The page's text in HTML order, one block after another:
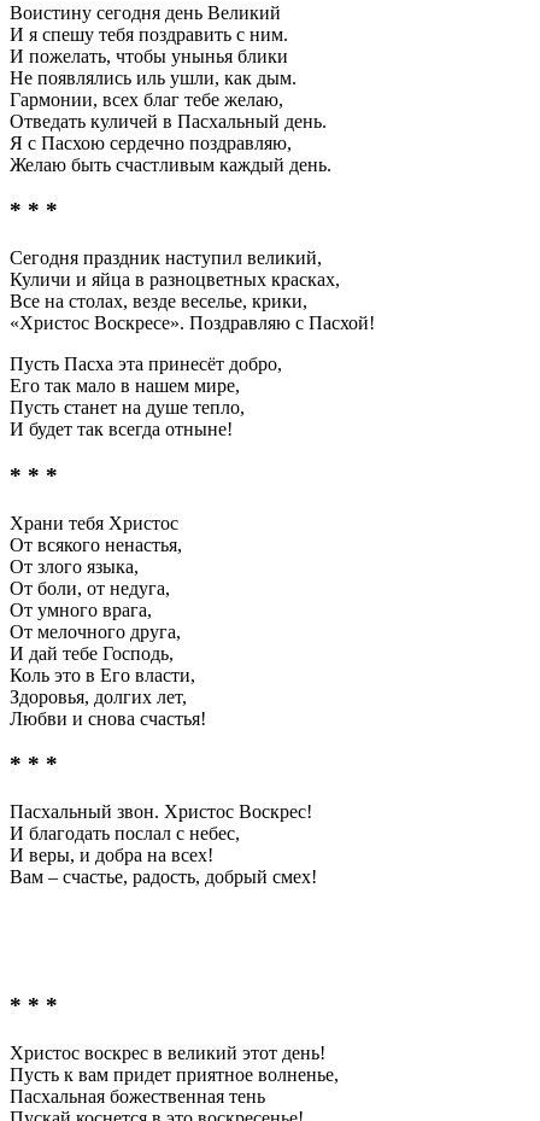
Воистину сегодня день Великий
И я спешу тебя поздравить с ним.
И пожелать, чтобы унынья блики
Не появлялись иль ушли, как дым.
Гармонии, всех благ тебе желаю,
Отведать куличей в Пасхальный день.
Я с Пасхою сердечно поздравляю,
Желаю быть счастливым каждый день.
* * *
Сегодня праздник наступил великий,
Куличи и яйца в разноцветных красках,
Все на столах, везде веселье, крики,
«Христос Воскресе». Поздравляю с Пасхой!
Пусть Пасха эта принесёт добро,
Его так мало в нашем мире,
Пусть станет на душе тепло,
И будет так всегда отныне!
* * *
Храни тебя Христос
От всякого ненастья,
От злого языка,
От боли, от недуга,
От умного врага,
От мелочного друга,
И дай тебе Господь,
Коль это в Его власти,
Здоровья, долгих лет,
Любви и снова счастья!
* * *
Пасхальный звон. Христос Воскрес!
И благодать послал с небес,
И веры, и добра на всех!
Вам – счастье, радость, добрый смех!
* * *
Христос воскрес в великий этот день!
Пусть к вам придет приятное волненье,
Пасхальная божественная тень